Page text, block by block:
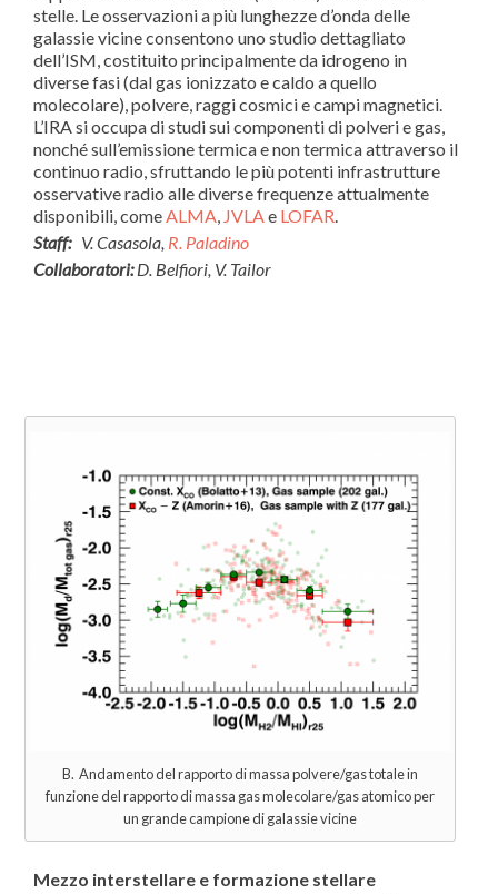
stelle. Le osservazioni a più lunghezze d’onda delle
galassie vicine consentono uno studio dettagliato
dell’ISM, costituito principalmente da idrogeno in
diverse fasi (dal gas ionizzato e caldo a quello
molecolare), polvere, raggi cosmici e campi magnetici.
L’IRA si occupa di studi sui componenti di polveri e gas,
nonché sull’emissione termica e non termica attraverso il
continuo radio, sfruttando le più potenti infrastrutture
osservative radio alle diverse frequenze attualmente
disponibili, comeALMA, JVLAe LOFAR.
Staff: V. Casasola, R. Paladino
Collaboratori:D. Belfiori, V. Tailor
B. Andamento del rapporto di massa polvere/gas totale in
funzione del rapporto di massa gas molecolare/gas atomico per
un grande campione di galassie vicine
Mezzo interstellare e formazione stellare